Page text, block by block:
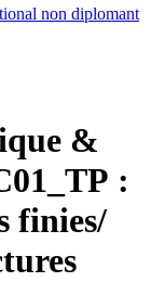
non diplomant
&
:
finies/